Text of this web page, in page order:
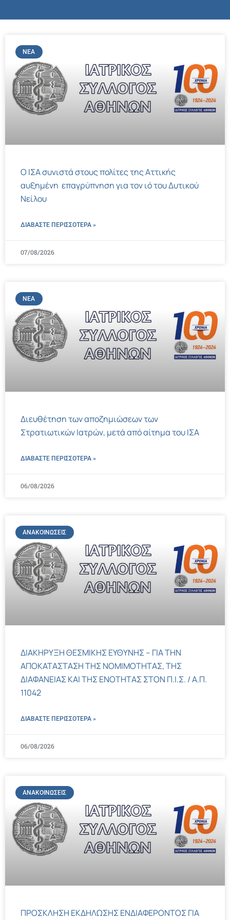
ΝΈΑ
Ο ΙΣΑ συνιστά στους πολίτες της Αττικής
αυξημένη επαγρύπνηση για τον ιό του Δυτικού
Νείλου
ΔΙΑΒΑΣΤΕ ΠΕΡΙΣΣΌΤΕΡΑ »
07/08/2026
ΝΈΑ
Διευθέτηση των αποζημιώσεων των
Στρατιωτικών Ιατρών, μετά από αίτημα του ΙΣΑ
ΔΙΑΒΑΣΤΕ ΠΕΡΙΣΣΌΤΕΡΑ »
06/08/2026
ΑΝΑΚΟΙΝΏΣΕΙΣ
ΔΙΑΚΗΡΥΞΗ ΘΕΣΜΙΚΗΣ ΕΥΘΥΝΗΣ – ΓΙΑ ΤΗΝ
ΑΠΟΚΑΤΑΣΤΑΣΗ ΤΗΣ ΝΟΜΙΜΟΤΗΤΑΣ, ΤΗΣ
ΔΙΑΦΑΝΕΙΑΣ ΚΑΙ ΤΗΣ ΕΝΟΤΗΤΑΣ ΣΤΟΝ Π.Ι.Σ. / Α.Π.
11042
ΔΙΑΒΑΣΤΕ ΠΕΡΙΣΣΌΤΕΡΑ »
06/08/2026
ΑΝΑΚΟΙΝΏΣΕΙΣ
ΠΡΟΣΚΛΗΣΗ ΕΚΔΗΛΩΣΗΣ ΕΝΔΙΑΦΕΡΟΝΤΟΣ ΓΙΑ